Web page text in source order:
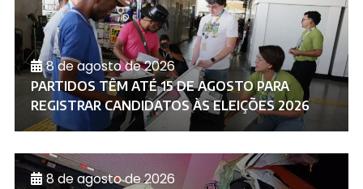
8 de agosto de 2026
PARTIDOS TÊM ATÉ 15 DE AGOSTO PARA
REGISTRAR CANDIDATOS ÀS ELEIÇÕES 2026
8 de agosto de 2026